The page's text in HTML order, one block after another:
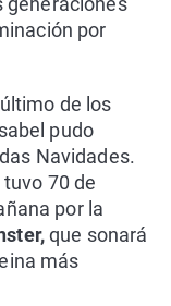
por
de los
pudo
Navidades.
70 de
por la
que sonará
más